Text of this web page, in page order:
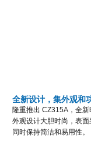
全新设计，集外观和
隆重推出 CZ315A，全新
外观设计大胆时尚，表
同时保持简洁和易用性。